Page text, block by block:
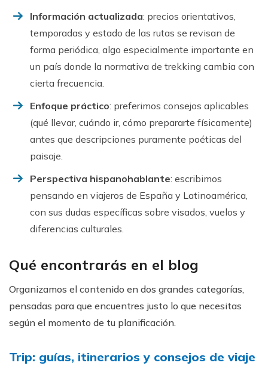
Información actualizada: precios orientativos,
temporadas y estado de las rutas se revisan de
forma periódica, algo especialmente importante en
un país donde la normativa de trekking cambia con
cierta frecuencia.
Enfoque práctico: preferimos consejos aplicables
(qué llevar, cuándo ir, cómo prepararte físicamente)
antes que descripciones puramente poéticas del
paisaje.
Perspectiva hispanohablante: escribimos
pensando en viajeros de España y Latinoamérica,
con sus dudas específicas sobre visados, vuelos y
diferencias culturales.
Qué encontrarás en el blog
Organizamos el contenido en dos grandes categorías,
pensadas para que encuentres justo lo que necesitas
según el momento de tu planificación.
Trip: guías, itinerarios y consejos de viaje